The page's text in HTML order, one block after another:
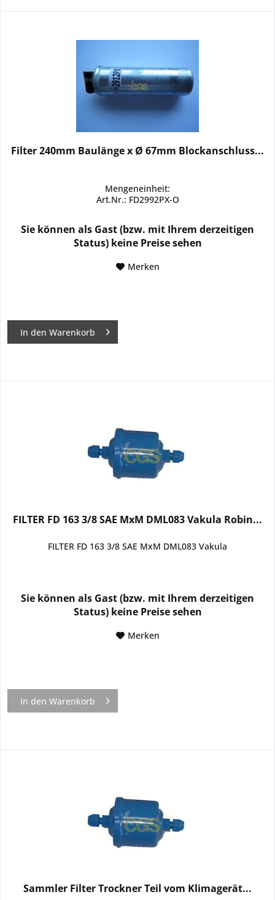
Filter 240mm Baulänge x Ø 67mm Blockanschluss...
Mengeneinheit:
Art.Nr.: FD2992PX-O
Sie können als Gast (bzw. mit Ihrem derzeitigen
Status) keine Preise sehen
Merken
In den Warenkorb
FILTER FD 163 3/8 SAE MxM DML083 Vakula Robin...
FILTER FD 163 3/8 SAE MxM DML083 Vakula
Sie können als Gast (bzw. mit Ihrem derzeitigen
Status) keine Preise sehen
Merken
In den Warenkorb
Sammler Filter Trockner Teil vom Klimagerät...